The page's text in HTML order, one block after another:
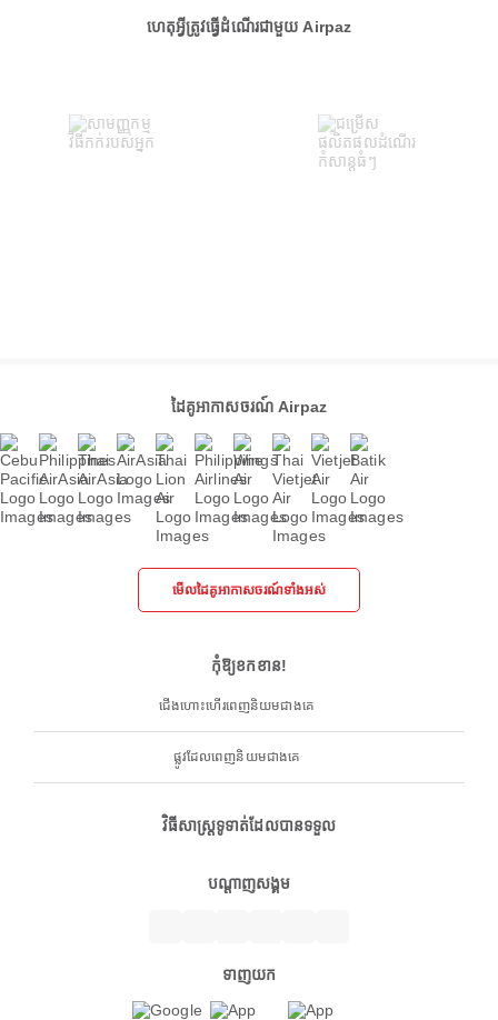
ហេតុអ្វីត្រូវធ្វើដំណើរជាមួយ Airpaz
ដៃគូអាកាសចរណ៍ Airpaz
មើលដៃគូអាកាសចរណ៍ទាំងអស់
កុំឱ្យខកខាន!
ជើងហោះហើរពេញនិយមជាងគេ
ផ្លូវដែលពេញនិយមជាងគេ
វិធីសាស្ត្រទូទាត់ដែលបានទទួល
បណ្តាញសង្គម
ទាញយក